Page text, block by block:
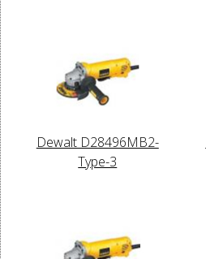
Dewalt D28496MB2-
Type-3